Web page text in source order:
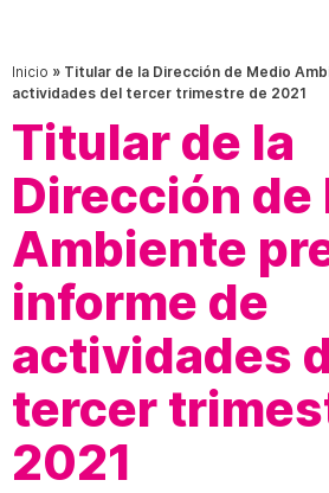
Inicio » Titular de la Dirección de Medio
actividades del tercer trimestre de 2021
Titular de la
Dirección de
Ambiente
informe de
actividades
tercer
2021